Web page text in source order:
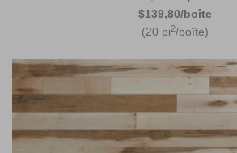
$139,80/boîte
(20 pi2/boîte)